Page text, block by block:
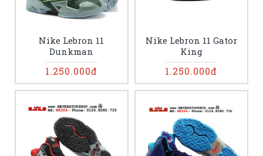
Nike Lebron 11
Dunkman
1.250.000đ
Nike Lebron 11 Gator
King
1.250.000đ